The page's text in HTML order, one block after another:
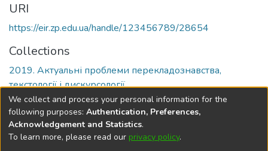
URI
https://eir.zp.edu.ua/handle/123456789/28654
Collections
2019. Актуальні проблеми перекладознавства,
текстології і дискурсології
Full item page
DSpace softwarecopyright © 2002-2026
We collect and process your personal information for the
following purposes: Authentication, Preferences,
Acknowledgement and Statistics.
To learn more, please read our privacy policy.